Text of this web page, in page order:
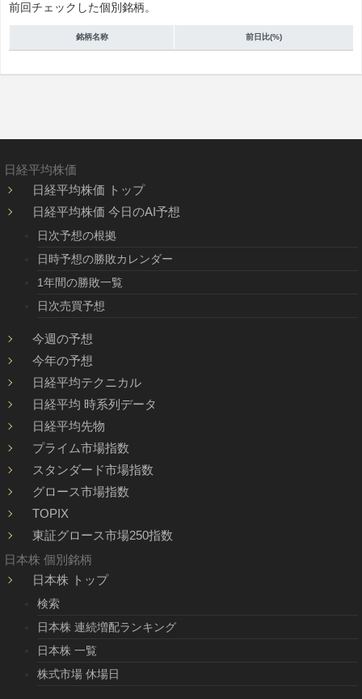
前回チェックした個別銘柄。
銘柄名称 前日比(%)
日経平均株価
日経平均株価 トップ
日経平均株価 今日のAI予想
日次予想の根拠
日時予想の勝敗カレンダー
1年間の勝敗一覧
日次売買予想
今週の予想
今年の予想
日経平均テクニカル
日経平均 時系列データ
日経平均先物
プライム市場指数
スタンダード市場指数
グロース市場指数
TOPIX
東証グロース市場250指数
日本株 個別銘柄
日本株 トップ
検索
日本株 連続増配ランキング
日本株 一覧
株式市場 休場日